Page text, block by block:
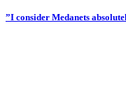
”I consider Medanets